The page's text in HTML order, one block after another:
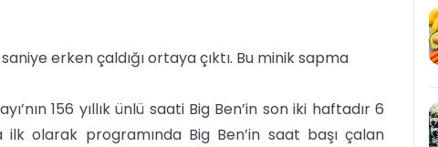
erken çaldığı ortaya çıktı. Bu minik sapma
156 yıllık ünlü saati Big Ben’in son iki haftadır 6
olarak programında Big Ben’in saat başı çalan